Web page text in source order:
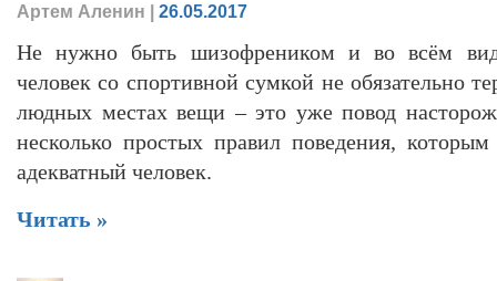
Артем Аленин 26.05.2017
Не нужно быть шизофреником и во всём
человек со спортивной сумкой не обязательно
людных местах вещи – это уже повод
несколько простых правил поведения,
адекватный человек.
Читать »